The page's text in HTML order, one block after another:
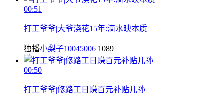
00:51
打工爷爷|大爷浇花15年:滴水映本质
独播小梨子10045006 1089
00:50
打工爷爷|修路工日赚百元补贴儿孙